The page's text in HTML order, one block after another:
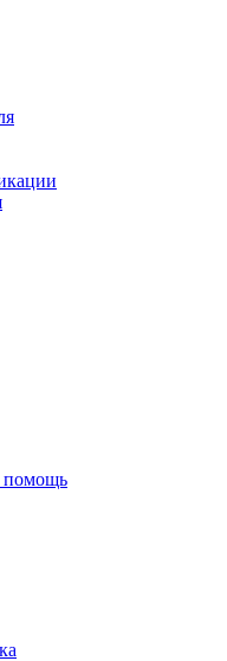
помощь